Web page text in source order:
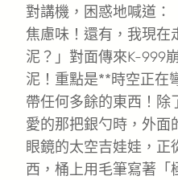
對講機，困惑地喊道：
焦慮味！還有，我現在
泥？」對面傳來K-999
泥！重點是**時空正在
帶任何多餘的東西！
愛的那把銀勺時，外面
眼鏡的太空吉娃娃，
西，桶上用毛筆寫著